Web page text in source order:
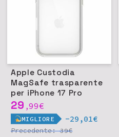
Apple Custodia
MagSafe trasparente
per iPhone 17 Pro
29 ,99€
MIGLIORE -29,01€
Precedente:39€